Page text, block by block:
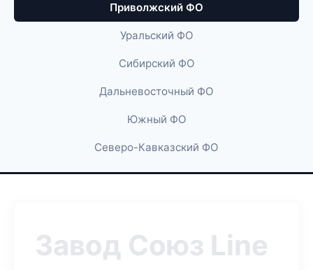
Приволжский ФО
Уральский ФО
Сибирский ФО
Дальневосточный ФО
Южный ФО
Северо-Кавказский ФО
Завод Союз Line